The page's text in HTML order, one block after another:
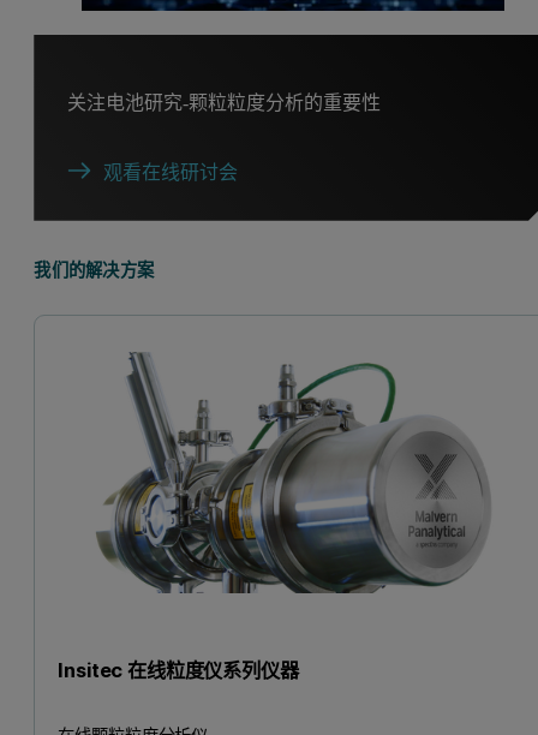
关注电池研究-颗粒粒度分析的重要性
观看在线研讨会
我们的解决方案
Insitec 在线粒度仪系列仪器